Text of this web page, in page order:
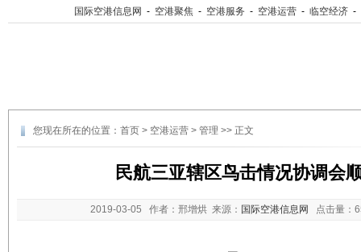
国际空港信息网 - 空港聚焦 - 空港服务 - 空港运营 - 临空经济 -
您现在所在的位置： 首页 > 空港运营 > 管理 >> 正文
民航三亚辖区鸟击情况协调会
2019-03-05 作者：邢增烘 来源： 国际空港信息网 点击量：